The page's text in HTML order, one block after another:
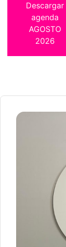
Descargar
agenda
AGOSTO
2026